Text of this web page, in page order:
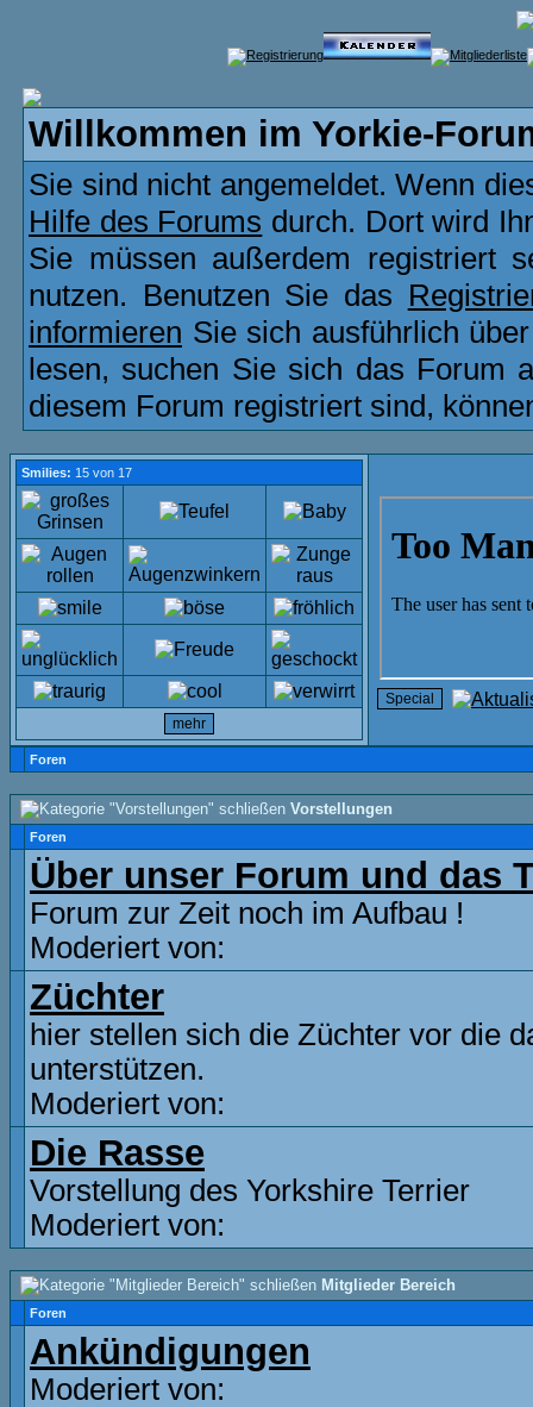
Willkommen im Yorkie-
Sie sind nicht angemeldet. Wenn
Hilfe des Forums durch. Dort wird
Sie müssen außerdem registriert
nutzen. Benutzen Sie das
informieren Sie sich ausführlich
lesen, suchen Sie sich das Forum
diesem Forum registriert sind,
Smilies: 15 von 17
Foren
Vorstellungen
Foren
Über unser Forum und das
Forum zur Zeit noch im Aufbau !
Moderiert von:
Züchter
hier stellen sich die Züchter vor die
unterstützen.
Moderiert von:
Die Rasse
Vorstellung des Yorkshire Terrier
Moderiert von:
Mitglieder Bereich
Foren
Ankündigungen
Moderiert von: